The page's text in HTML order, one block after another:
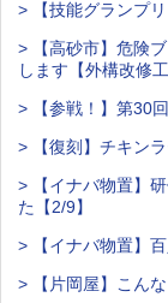
> 【技能グランプ
> 【高砂市】危険
します【外構改修
> 【参戦！】第30
> 【復刻】チキン
> 【イナバ物置】
た【2/9】
> 【イナバ物置】
> 【片岡屋】こん